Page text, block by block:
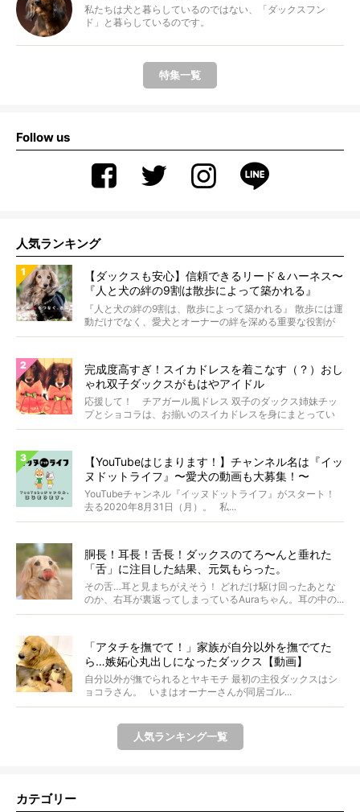
私たちは犬と暮らしているのではない、「ダックスフン
ド」と暮らしているのです。
特集一覧
Follow us
人気ランキング
【ダックスも安心】信頼できるリード＆ハーネス〜
『人と犬の絆の9割は散歩によって築かれる』
WOLFGANG MAN＆BEAST〜
『人と犬の絆の9割は、散歩によって築かれる』 散歩には運
動だけでなく、愛犬とオーナーの絆を深める重要な役割が
あ...
完成度高すぎ！スイカドレスを着こなす（？）おし
ゃれ双子ダックスがもはやアイドル
応援して！ チアガール風ドレス 双子のダックス姉妹チッ
プとショコラは、お揃いのスイカドレスを身にまとってい
ます...
【YouTubeはじまります！】チャンネル名は『イッ
ヌドットライフ』〜愛犬の動画も大募集！〜
YouTubeチャンネル『イッヌドットライフ』がスタート！
去る2020年8月31日（月）。 私...
胴長！耳長！舌長！ダックスのてろ〜んと垂れた
「舌」に注目した結果、元気もらった。
その舌…耳と見まちがえそう！ どれだけ駆け回ったあとな
のか、右耳が裏返ってしまっているAuraちゃん。耳の中の...
「アタチを撫でて！」家族が自分以外を撫でてた
ら…嫉妬心丸出しになったダックス【動画】
自分以外が撫でられるとヤキモチ 最初の主役ダックスはシ
ョコラさん。 いまはオーナーさんが同居ゴル...
人気ランキング一覧
カテゴリー